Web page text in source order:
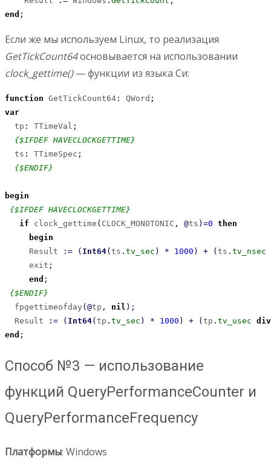
end ;
Если же мы используем Linux, то реализация
GetTickCount64основывается на использовании
clock_gettime()— функции из языка Си:
function GetTickCount64 : QWord ;
var
  tp
: TTimeVal ;
{$IFDEF HAVECLOCKGETTIME}
  ts
: TTimeSpec ;
{$ENDIF}
begin
{$IFDEF HAVECLOCKGETTIME}
if clock_gettime ( CLOCK_MONOTONIC , @ts ) =0 then
begin
     Result
: = ( Int64(ts . tv_sec ) * 1000 ) + (ts . tv_nsec
     exit
;
end ;
{$ENDIF}
  fpgettimeofday
(@tp , nil ) ;
  Result
: = ( Int64(tp . tv_sec ) * 1000 ) + (tp . tv_usec div
end ;
Способ №3 — использование
функций QueryPerformanceCounter и
QueryPerformanceFrequency
Платформы: Windows